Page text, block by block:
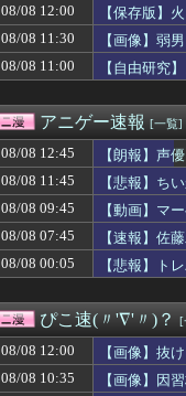
サザエさん世界の夫「妻
馬鹿客「置き配してこの
実父の葬儀とコトメの結
片親育ちの結婚について
「靴のヒラキ」がグラン
村上宗隆の第25号豪快ソ
東大調査「外国人受け入
後輩記者に歩道橋近くで
ドイツ、猛暑による死者が
AmazonのアツさMax！心
とにかく細いのがよいと
会話を覚えない旦那
【衝撃】映画ちいかわの
【朗報】声優、なんかAI
【画像】お尻系ゲームのキ
【規格外】実在する歴史
【新台】山佐「Lモンキー
【画像】ロリコン大好き
08/08 12:00
【保存版】
08/08 11:30
【画像】弱
08/08 11:00
【自由研究
アニゲー速報 [一覧]
08/08 12:45
【朗報】声
08/08 11:45
【悲報】ち
08/08 09:45
【動画】マ
08/08 07:45
【速報】佐
08/08 00:05
【悲報】ト
ぴこ速(〃'∇'〃)？ [
08/08 12:00
【画像】抜
08/08 10:35
【画像】因